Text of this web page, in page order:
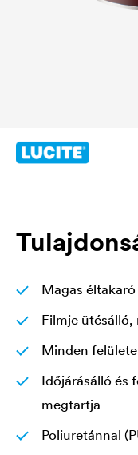
Magas
Filmje ütésálló,
Minden
Időjárásálló és
megtartja
Poliuretánnal